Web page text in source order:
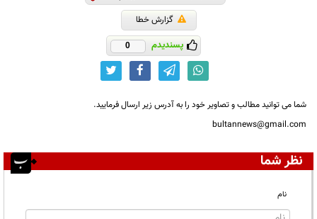
گزارش خطا
پسندیدم 0
شما می توانید مطالب و تصاویر خود را به آدرس زیر ارسال فرمایید.
bultannews@gmail.com
نظر شما
نام